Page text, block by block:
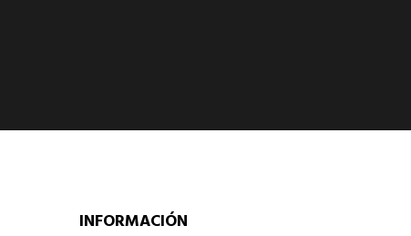
INFORMACIÓN